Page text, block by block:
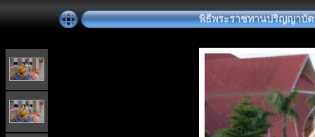
พิธีพระราชทานปริญญาบัต